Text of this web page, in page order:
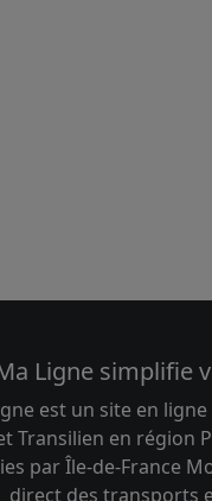
Ligne simplifie
est un site en
Transilien en région
par Île-de-France
direct des transports